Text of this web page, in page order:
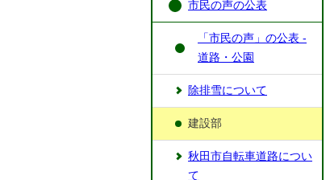
市民の声の公表
「市民の声」の公表 -
道路・公園
除排雪について
建設部
秋田市自転車道路につい
て